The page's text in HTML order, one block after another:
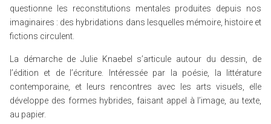
questionne les reconstitutions mentales produites depuis nos
imaginaires : des hybridations dans lesquelles mémoire, histoire et
fictions circulent.
La démarche de Julie Knaebel s’articule autour du dessin, de
l’édition et de l’écriture. Intéressée par la poésie, la littérature
contemporaine, et leurs rencontres avec les arts visuels, elle
développe des formes hybrides, faisant appel à l’image, au texte,
au papier.